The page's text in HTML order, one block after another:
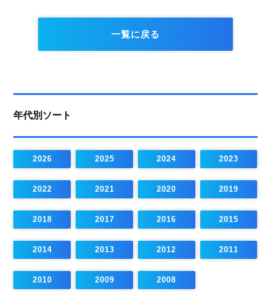
一覧に戻る
年代別ソート
2026 2025 2024 2023
2022 2021 2020 2019
2018 2017 2016 2015
2014 2013 2012 2011
2010 2009 2008